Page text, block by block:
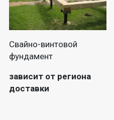
Свайно-винтовой
фундамент
зависит от региона
доставки